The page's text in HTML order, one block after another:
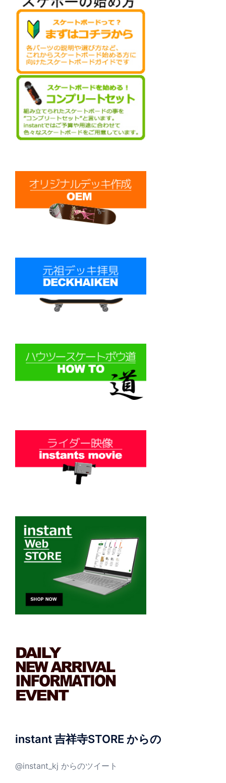
instant 吉祥寺STORE からの
@instant_kj からのツイート